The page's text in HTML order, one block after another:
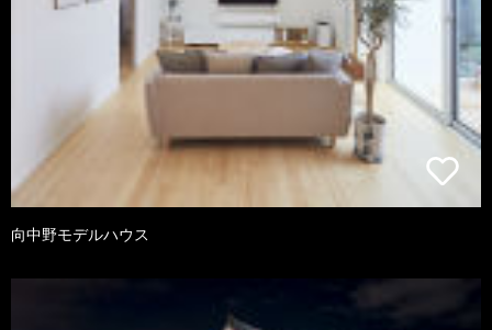
向中野モデルハウス